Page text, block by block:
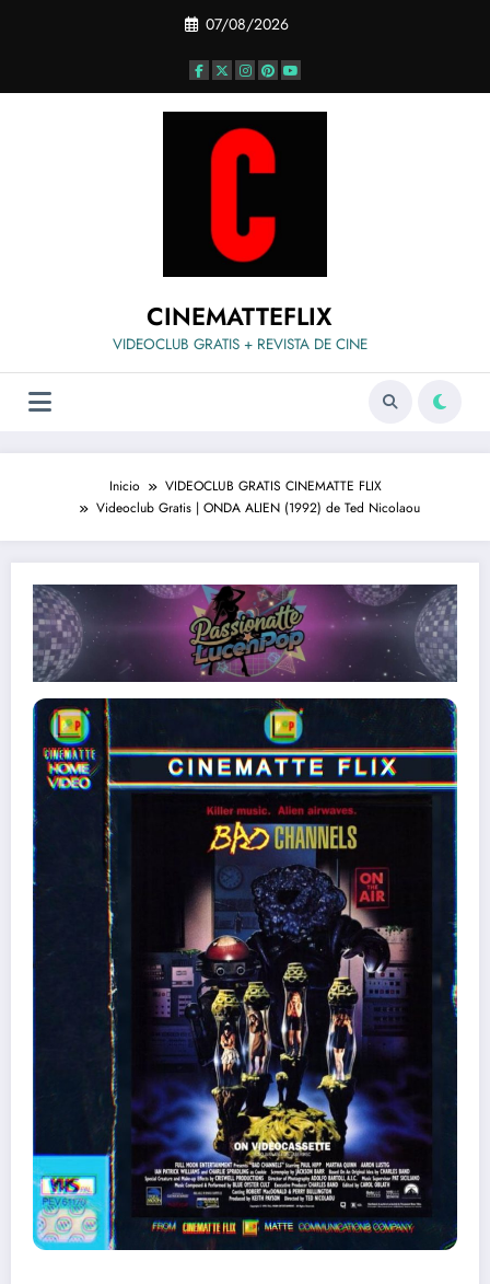
07/08/2026
CINEMATTEFLIX
VIDEOCLUB GRATIS + REVISTA DE CINE
Inicio
VIDEOCLUB GRATIS CINEMATTE FLIX
Videoclub Gratis | ONDA ALIEN (1992) de Ted Nicolaou